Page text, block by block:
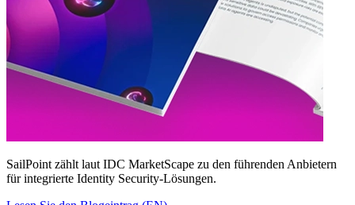
SailPoint zählt laut IDC MarketScape zu den führenden Anbietern
für integrierte Identity Security‑Lösungen.